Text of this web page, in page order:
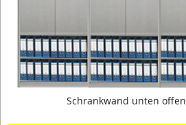
Schrankwand unten offen